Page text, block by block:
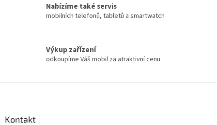
Nabízíme také servis
mobilních telefonů, tabletů a smartwatch
Výkup zařízení
odkoupíme Váš mobil za atraktivní cenu
Kontakt